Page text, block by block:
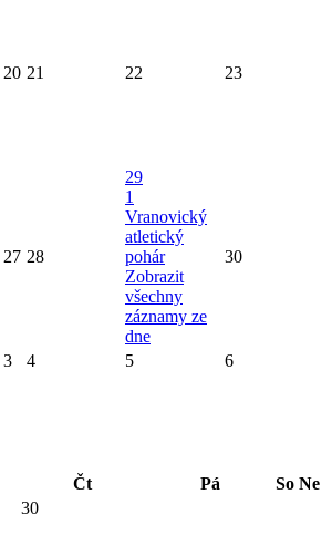
20 21 22 23
27 28
29
1
Vranovický
atletický
pohár
Zobrazit
všechny
záznamy ze
dne
30
3 4 5 6
Čt Pá So Ne
30